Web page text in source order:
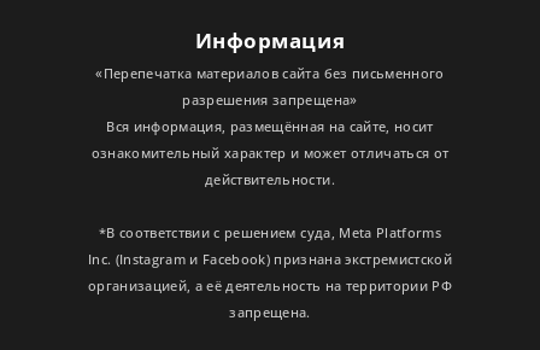
Информация
«Перепечатка материалов сайта без письменного
разрешения запрещена»
Вся информация, размещённая на сайте, носит
ознакомительный характер и может отличаться от
действительности.
*В соответствии с решением суда, Meta Platforms
Inc. (Instagram и Facebook) признана экстремистской
организацией, а её деятельность на территории РФ
запрещена.